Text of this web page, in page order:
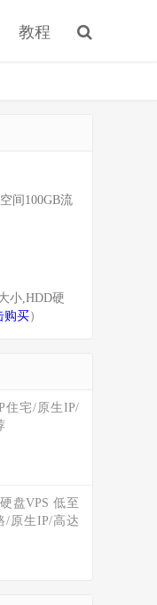
教程
间100GB流
小,HDD硬
购买）
住宅/原生IP/
盘VPS 低至
/原生IP/高达